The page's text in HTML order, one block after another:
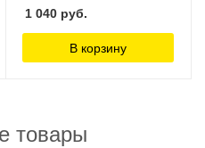
1 040 руб.
В корзину
товары